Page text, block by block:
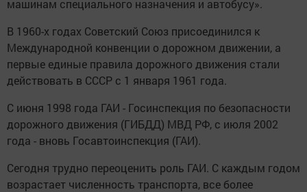
машинам специального назначения и автобусу».
В 1960-x годах Советский Союз присоединился к
Международной конвенции о дорожном движении, а
первые единые правила дорожного движения стали
действовать в СССР с 1 января 1961 года.
С июня 1998 года ГАИ - Госинспекция по безопасности
дорожного движения (ГИБДД) МВД РФ, с июля 2002
года - вновь Госавтоинспекция (ГАИ).
Сегодня трудно переоценить роль ГАИ. С каждым годом
возрастает численность транспорта, все более